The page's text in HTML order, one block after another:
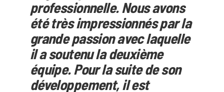
professionnelle. Nous avons
été très impressionnés par la
grande passion avec laquelle
il a soutenu la deuxième
équipe. Pour la suite de son
développement, il est